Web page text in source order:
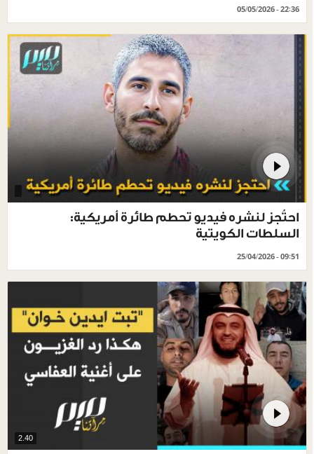
05/05/2026 - 22:36
احتُجز لنشره فيديو تحطم طائرة أمريكية:
السلطات الكويتية
25/04/2026 - 09:51
2.40